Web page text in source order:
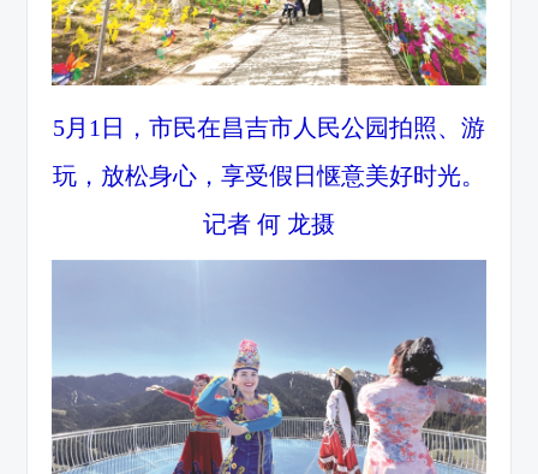
5月1日，市民在昌吉市人民公园拍照、游
玩，放松身心，享受假日惬意美好时光。
记者 何 龙摄